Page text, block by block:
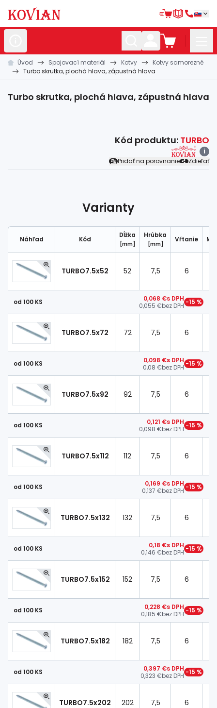
Nerezovépolotovary
polotovary
Zľava
Úvod Spojovací materiál Kotvy
Kotvy samorezné
Turbo skrutka, plochá hlava, zápustná hlava
Turbo skrutka, plochá hlava, zápustná hlava
Kód produktu: TURBO
i
Pridať na porovnanie
Zdieľať
Varianty
Náhľad Kód
Dĺžka
[mm]
Hrúbka
[mm]
Vŕtanie
TURBO7.5x52 52 7,5 6
od 100 KS 0,068 €s DPH
0,055 €bez DPH −15 %
TURBO7.5x72 72 7,5 6
od 100 KS 0,098 €s DPH
0,08 €bez DPH −15 %
TURBO7.5x92 92 7,5 6
od 100 KS 0,121 €s DPH
0,098 €bez DPH −15 %
TURBO7.5x112 112 7,5 6
od 100 KS 0,169 €s DPH
0,137 €bez DPH −15 %
TURBO7.5x132 132 7,5 6
od 100 KS 0,18 €s DPH
0,146 €bez DPH −15 %
TURBO7.5x152 152 7,5 6
od 100 KS 0,228 €s DPH
0,185 €bez DPH −15 %
TURBO7.5x182 182 7,5 6
od 100 KS 0,397 €s DPH
0,323 €bez DPH −15 %
TURBO7.5x202 202 7,5 6